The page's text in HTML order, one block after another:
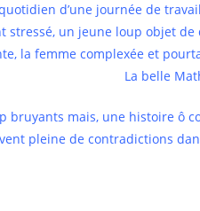
d’une journée de
stressé, un jeune loup objet
la femme complexée et
belle
mais, une histoire ô
pleine de contradictions